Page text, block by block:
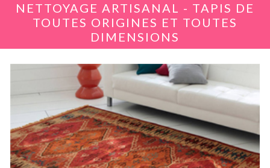
NETTOYAGE ARTISANAL - TAPIS DE
TOUTES ORIGINES ET TOUTES
DIMENSIONS